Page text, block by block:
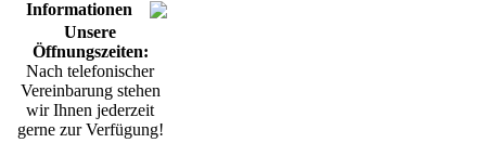
Informationen
Unsere
Öffnungszeiten:
Nach telefonischer
Vereinbarung stehen
wir Ihnen jederzeit
gerne zur Verfügung!